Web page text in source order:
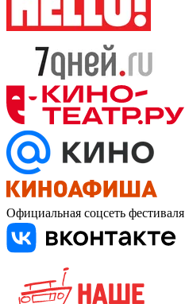
Официальная соцсеть фестиваля